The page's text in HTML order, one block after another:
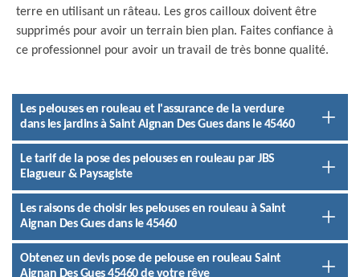
terre en utilisant un râteau. Les gros cailloux doivent être
supprimés pour avoir un terrain bien plan. Faites confiance à
ce professionnel pour avoir un travail de très bonne qualité.
Les pelouses en rouleau et l'assurance de la verdure
dans les jardins à Saint Aignan Des Gues dans le 45460
Le tarif de la pose des pelouses en rouleau par JBS
Elagueur & Paysagiste
Les raisons de choisir les pelouses en rouleau à Saint
Aignan Des Gues dans le 45460
Obtenez un devis pose de pelouse en rouleau Saint
Aignan Des Gues 45460 de votre rêve